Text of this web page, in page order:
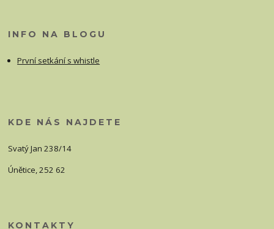
INFO NA BLOGU
První setkání s whistle
KDE NÁS NAJDETE
Svatý Jan 238/14
Únětice, 252 62
KONTAKTY